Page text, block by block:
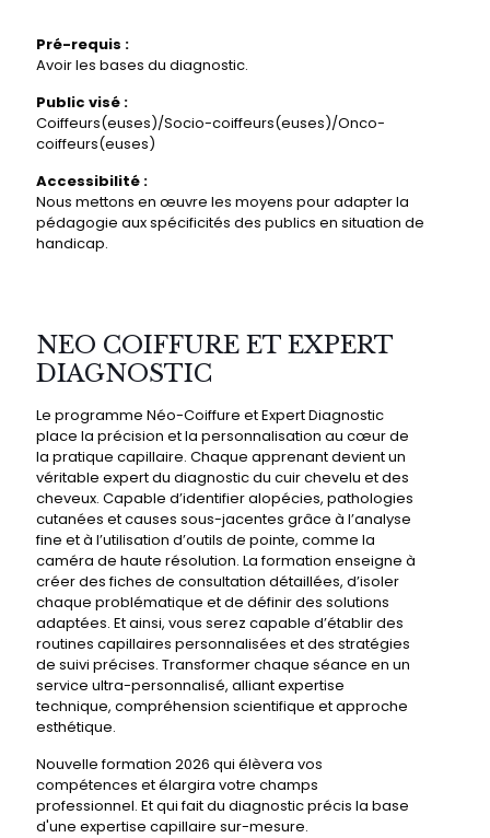
Pré-requis :
Avoir les bases du diagnostic.
Public visé :
Coiffeurs(euses)/Socio-coiffeurs(euses)/Onco-
coiffeurs(euses)
Accessibilité :
Nous mettons en œuvre les moyens pour adapter la
pédagogie aux spécificités des publics en situation de
handicap.
NEO COIFFURE ET EXPERT
DIAGNOSTIC
Le programme Néo-Coiffure et Expert Diagnostic
place la précision et la personnalisation au cœur de
la pratique capillaire. Chaque apprenant devient un
véritable expert du diagnostic du cuir chevelu et des
cheveux. Capable d’identifier alopécies, pathologies
cutanées et causes sous-jacentes grâce à l’analyse
fine et à l’utilisation d’outils de pointe, comme la
caméra de haute résolution. La formation enseigne à
créer des fiches de consultation détaillées, d’isoler
chaque problématique et de définir des solutions
adaptées. Et ainsi, vous serez capable d’établir des
routines capillaires personnalisées et des stratégies
de suivi précises. Transformer chaque séance en un
service ultra-personnalisé, alliant expertise
technique, compréhension scientifique et approche
esthétique.
Nouvelle formation 2026 qui élèvera vos
compétences et élargira votre champs
professionnel. Et qui fait du diagnostic précis la base
d'une expertise capillaire sur-mesure.